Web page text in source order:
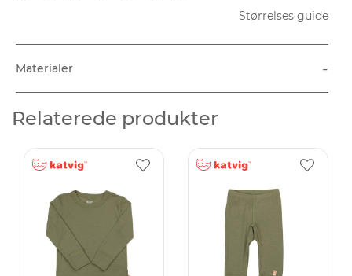
Størrelses guide
Materialer -
Relaterede produkter